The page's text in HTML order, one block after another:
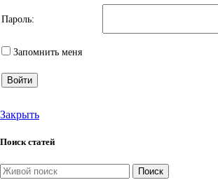
Пароль:
Запомнить меня
Войти
Закрыть
Поиск статей
Поиск